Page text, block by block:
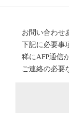
お問い合わせ
下記に必要事
稀にAFP通信
ご連絡の必要